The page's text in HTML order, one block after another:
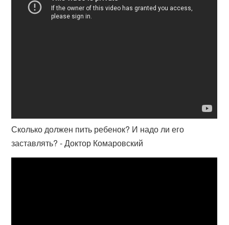
Сколько должен пить ребенок? И надо ли его
заставлять? - Доктор Комаровский